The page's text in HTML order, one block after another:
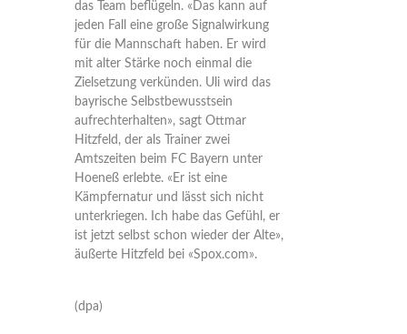
das Team beflügeln. «Das kann auf
jeden Fall eine große Signalwirkung
für die Mannschaft haben. Er wird
mit alter Stärke noch einmal die
Zielsetzung verkünden. Uli wird das
bayrische Selbstbewusstsein
aufrechterhalten», sagt Ottmar
Hitzfeld, der als Trainer zwei
Amtszeiten beim FC Bayern unter
Hoeneß erlebte. «Er ist eine
Kämpfernatur und lässt sich nicht
unterkriegen. Ich habe das Gefühl, er
ist jetzt selbst schon wieder der Alte»,
äußerte Hitzfeld bei «Spox.com».
(dpa)